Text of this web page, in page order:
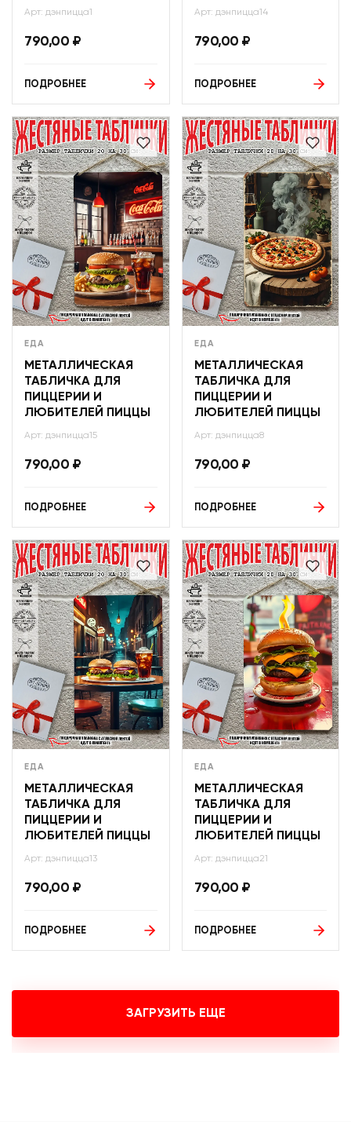
Арт: дэнпицца1
790,00 ₽
ПОДРОБНЕЕ
Арт: дэнпицца14
790,00 ₽
ПОДРОБНЕЕ
ЕДА
МЕТАЛЛИЧЕСКАЯ
ТАБЛИЧКА ДЛЯ
ПИЦЦЕРИИ И
ЛЮБИТЕЛЕЙ ПИЦЦЫ
Арт: дэнпицца15
790,00 ₽
ПОДРОБНЕЕ
ЕДА
МЕТАЛЛИЧЕСКАЯ
ТАБЛИЧКА ДЛЯ
ПИЦЦЕРИИ И
ЛЮБИТЕЛЕЙ ПИЦЦЫ
Арт: дэнпицца8
790,00 ₽
ПОДРОБНЕЕ
ЕДА
МЕТАЛЛИЧЕСКАЯ
ТАБЛИЧКА ДЛЯ
ПИЦЦЕРИИ И
ЛЮБИТЕЛЕЙ ПИЦЦЫ
Арт: дэнпицца13
790,00 ₽
ПОДРОБНЕЕ
ЕДА
МЕТАЛЛИЧЕСКАЯ
ТАБЛИЧКА ДЛЯ
ПИЦЦЕРИИ И
ЛЮБИТЕЛЕЙ ПИЦЦЫ
Арт: дэнпицца21
790,00 ₽
ПОДРОБНЕЕ
ЗАГРУЗИТЬ ЕЩЕ